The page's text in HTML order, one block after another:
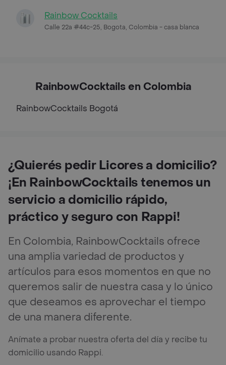
Rainbow Cocktails
Calle 22a #44c-25, Bogota, Colombia - casa blanca
RainbowCocktails en Colombia
RainbowCocktails Bogotá
¿Quierés pedir Licores a domicilio?
¡En RainbowCocktails tenemos un
servicio a domicilio rápido,
práctico y seguro con Rappi!
En Colombia, RainbowCocktails ofrece
una amplia variedad de productos y
artículos para esos momentos en que no
queremos salir de nuestra casa y lo único
que deseamos es aprovechar el tiempo
de una manera diferente.
Anímate a probar nuestra oferta del día y recibe tu
domicilio usando Rappi.